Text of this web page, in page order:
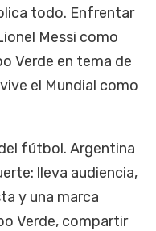
todo. Enfrentar
Messi como
Verde en tema de
el Mundial como
fútbol. Argentina
lleva audiencia,
y una marca
Verde, compartir